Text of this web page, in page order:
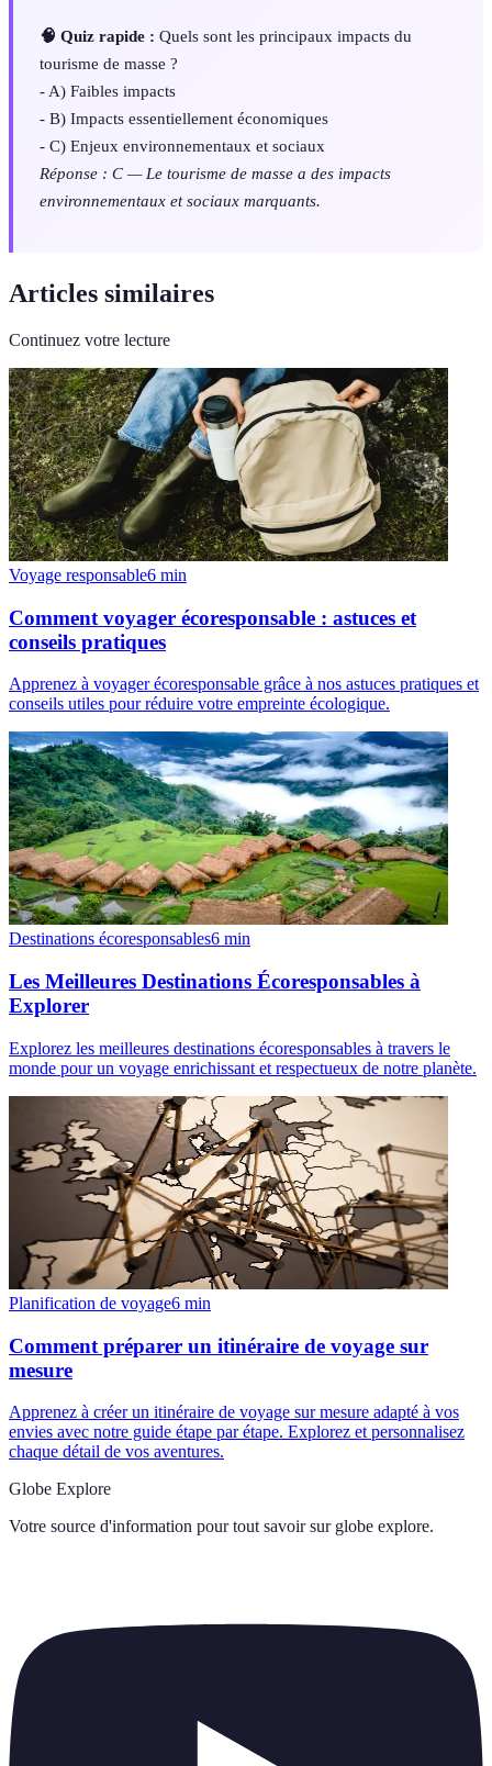
🧠 Quiz rapide : Quels sont les principaux impacts du
tourisme de masse ?
- A) Faibles impacts
- B) Impacts essentiellement économiques
- C) Enjeux environnementaux et sociaux
Réponse : C — Le tourisme de masse a des impacts
environnementaux et sociaux marquants.
Articles similaires
Continuez votre lecture
Voyage responsable6 min
Comment voyager écoresponsable : astuces et
conseils pratiques
Apprenez à voyager écoresponsable grâce à nos astuces pratiques et
conseils utiles pour réduire votre empreinte écologique.
Destinations écoresponsables6 min
Les Meilleures Destinations Écoresponsables à
Explorer
Explorez les meilleures destinations écoresponsables à travers le
monde pour un voyage enrichissant et respectueux de notre planète.
Planification de voyage6 min
Comment préparer un itinéraire de voyage sur
mesure
Apprenez à créer un itinéraire de voyage sur mesure adapté à vos
envies avec notre guide étape par étape. Explorez et personnalisez
chaque détail de vos aventures.
Globe Explore
Votre source d'information pour tout savoir sur globe explore.